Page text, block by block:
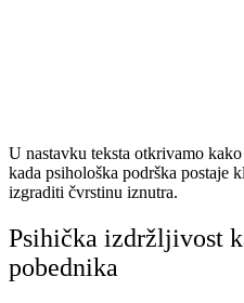
U nastavku teksta otkrivamo
kada psihološka podrška postaje
izgraditi čvrstinu iznutra.
Psihička izdržljivost
pobednika